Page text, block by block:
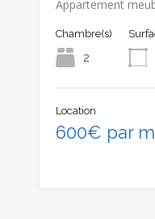
Appartement
Chambre(s)
2
Location
600€ par